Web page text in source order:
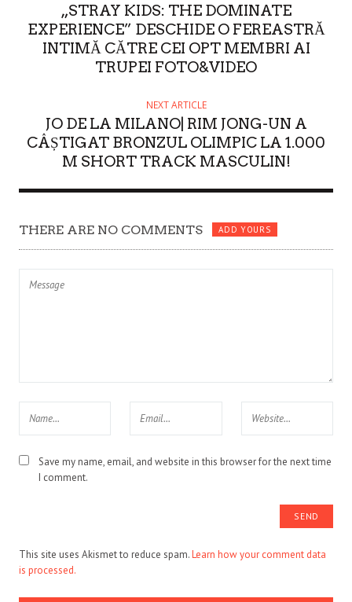
„STRAY KIDS: THE DOMINATE
EXPERIENCE” DESCHIDE O FEREASTRĂ
INTIMĂ CĂTRE CEI OPT MEMBRI AI
TRUPEI FOTO&VIDEO
NEXT ARTICLE
JO DE LA MILANO| RIM JONG-UN A
CÂȘTIGAT BRONZUL OLIMPIC LA 1.000
M SHORT TRACK MASCULIN!
THERE ARE NO COMMENTS ADD YOURS
Save my name, email, and website in this browser for the next time
I comment.
This site uses Akismet to reduce spam.Learn how your comment data
is processed.